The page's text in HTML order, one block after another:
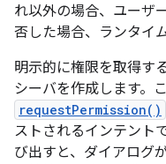
れ以外の場合、ユーザ
否した場合、ランタイ
明示的に権限を取得す
シーバを作成します。
requestPermission()
ストされるインテントで
び出すと、ダイアログ